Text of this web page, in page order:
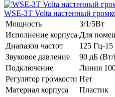
WSE-3T Volta настенный
Мощность
3/1/5Вт
Исполнение корпуса Для
Диапазон частот
125 Гц-15
Звуковое давление
90 дБ
Подключение
Линия
Регулятор громкости Нет
Материал корпуса
Пластик